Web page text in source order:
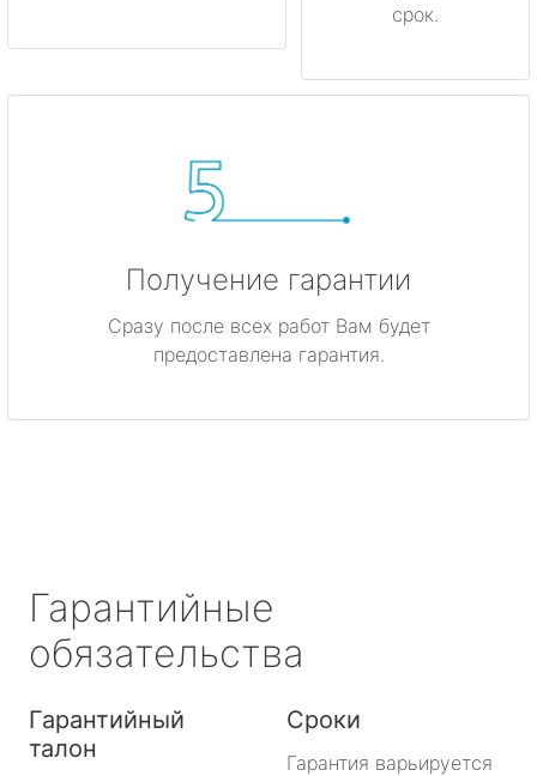
срок.
Получение гарантии
Сразу после всех работ Вам будет
предоставлена гарантия.
Гарантийные
обязательства
Гарантийный
талон
Сроки
Гарантия варьируется